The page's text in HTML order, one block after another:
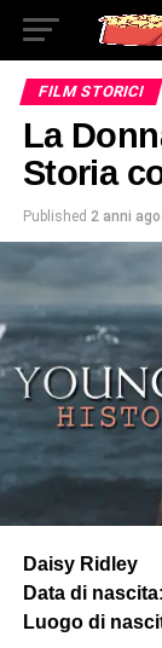
FILM STORICI
La
Storia
Published 2 anni ago
Daisy Ridley
Data di nascita:
Luogo di